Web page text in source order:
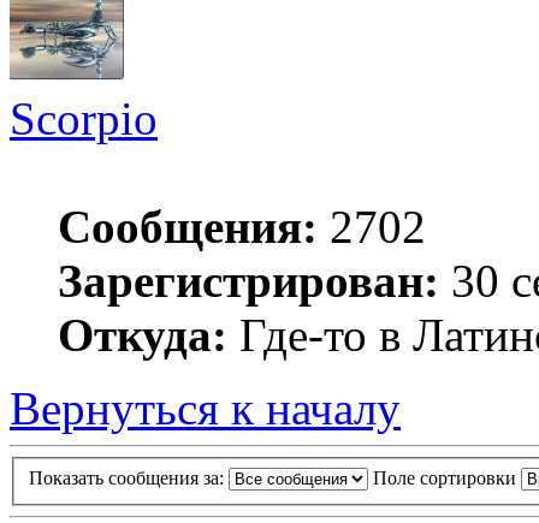
Scorpio
Сообщения: 2702
Зарегистрирован: 30
Откуда: Где-то в
Вернуться к началу
Показать сообщения за: Поле сортировки